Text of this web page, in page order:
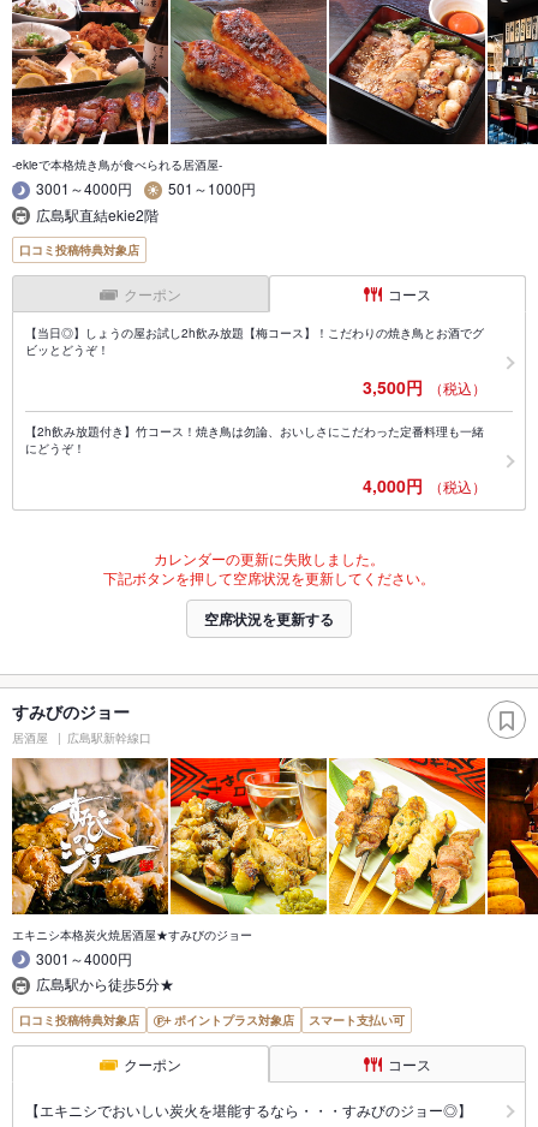
-ekieで本格焼き鳥が食べられる居酒屋-
3001～4000円
501～1000円
広島駅直結ekie2階
口コミ投稿特典対象店
クーポン コース
【当日◎】しょうの屋お試し2h飲み放題【梅コース】！こだわりの焼き鳥とお酒でグ
ビッとどうぞ！
3,500円 （税込）
【2h飲み放題付き】竹コース！焼き鳥は勿論、おいしさにこだわった定番料理も一緒
にどうぞ！
4,000円 （税込）
カレンダーの更新に失敗しました。
下記ボタンを押して空席状況を更新してください。
空席状況を更新する
すみびのジョー
居酒屋 広島駅新幹線口
エキニシ本格炭火焼居酒屋★すみびのジョー
3001～4000円
広島駅から徒歩5分★
口コミ投稿特典対象店 ポイントプラス対象店 スマート支払い可
クーポン コース
【エキニシでおいしい炭火を堪能するなら・・・すみびのジョー◎】